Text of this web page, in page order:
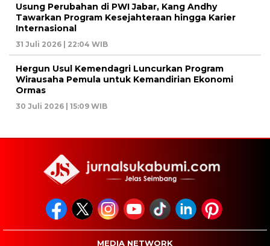
Usung Perubahan di PWI Jabar, Kang Andhy
Tawarkan Program Kesejahteraan hingga Karier
Internasional
31 Juli 2026 | 22:04 WIB
Hergun Usul Kemendagri Luncurkan Program
Wirausaha Pemula untuk Kemandirian Ekonomi
Ormas
30 Juli 2026 | 15:09 WIB
MEDIA NETWORK